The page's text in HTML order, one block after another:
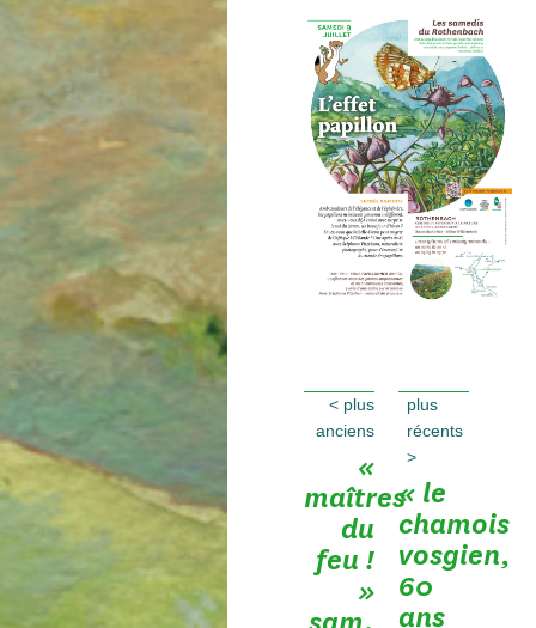
< plus
anciens
«
maîtres
du
feu !
»
plus
récents
>
« le
chamois
vosgien,
60
ans